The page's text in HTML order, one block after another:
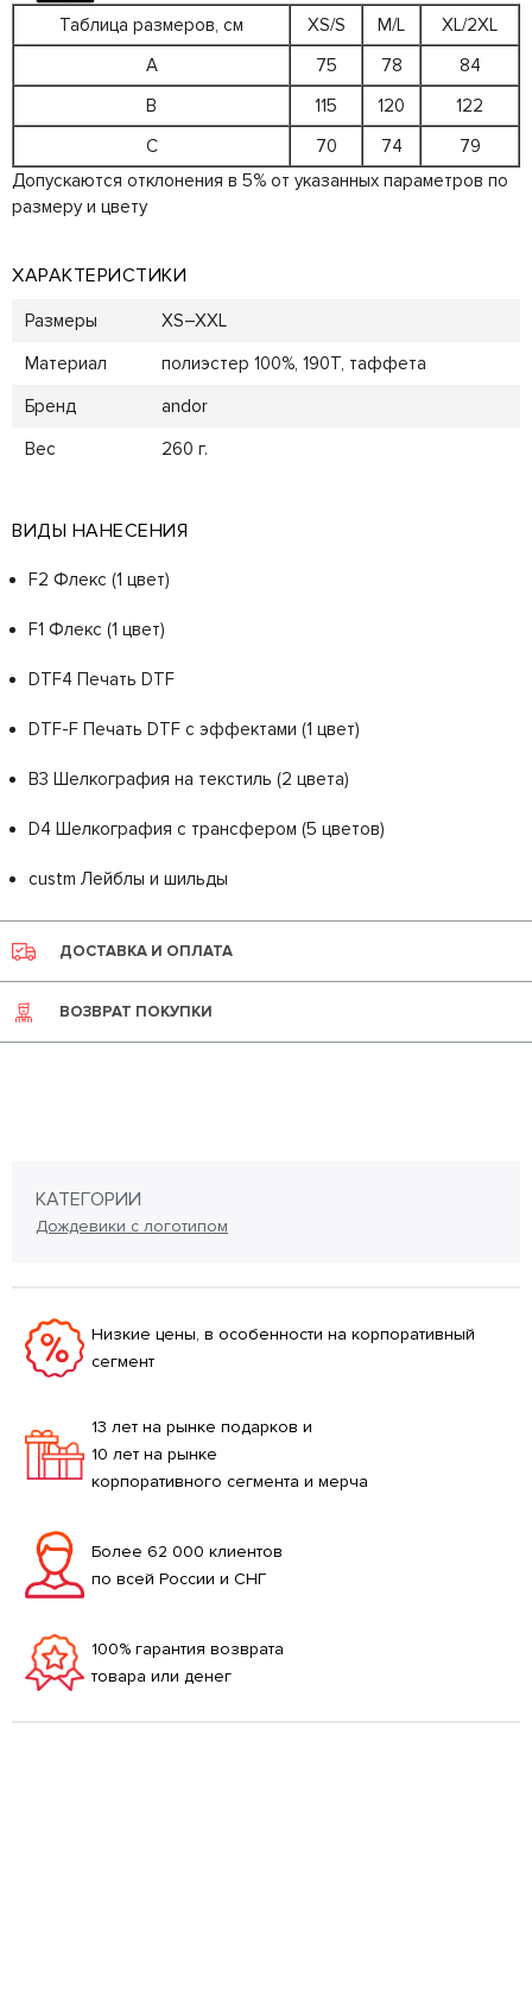
Таблица размеров, см XS/S M/L
XL/2XL
A
75 78
84
B
115 120
122
C
70 74
79
Допускаются отклонения в 5% от указанных параметров по
размеру и цвету
ХАРАКТЕРИСТИКИ
Размеры
XS–XXL
Материал
полиэстер 100%, 190Т, таффета
Бренд
andor
Вес
260 г.
ВИДЫ НАНЕСЕНИЯ
F2 Флекс (1 цвет)
F1 Флекс (1 цвет)
DTF4 Печать DTF
DTF-F Печать DTF с эффектами (1 цвет)
B3 Шелкография на текстиль (2 цвета)
D4 Шелкография с трансфером (5 цветов)
custm Лейблы и шильды
ДОСТАВКА И ОПЛАТА
ВОЗВРАТ ПОКУПКИ
КАТЕГОРИИ
Дождевики с логотипом
Низкие цены, в особенности на корпоративный
сегмент
13 лет на рынке подарков и
10 лет на рынке
корпоративного сегмента и мерча
Более 62 000 клиентов
по всей России и СНГ
100% гарантия возврата
товара или денег